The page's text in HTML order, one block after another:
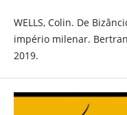
WELLS, Colin. De
império milenar.
2019.